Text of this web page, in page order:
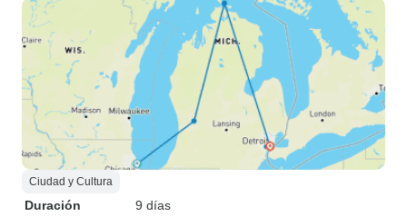
Ciudad y Cultura
Duración
9 días